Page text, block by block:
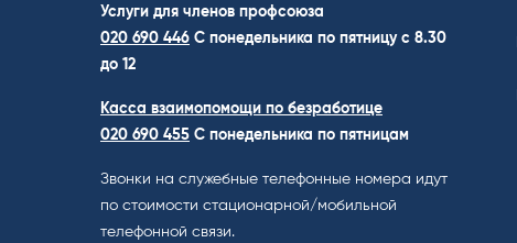
Услуги для членов профсоюза
020 690 446 C понедельника по пятницу с 8.30
до 12
Касса взаимопомощи по безработице
020 690 455 С понедельника по пятницам
Звонки на служебные телефонные номера идут
по стоимости стационарной/мобильной
телефонной связи.